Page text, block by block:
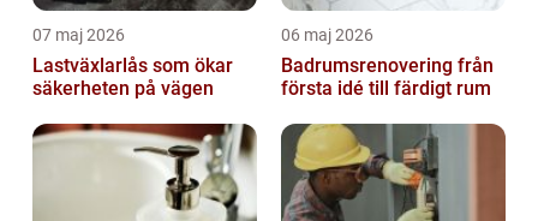
07 maj 2026
Lastväxlarlås som ökar
säkerheten på vägen
06 maj 2026
Badrumsrenovering från
första idé till färdigt rum